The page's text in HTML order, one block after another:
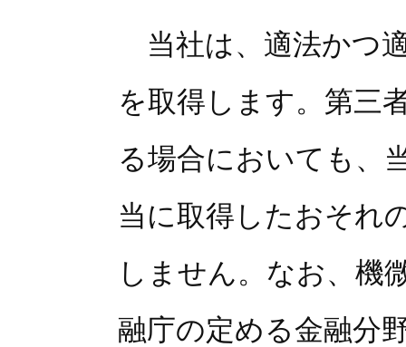
当社は、適法かつ
を取得します。第三
る場合においても、
当に取得したおそれ
しません。なお、機
融庁の定める金融分